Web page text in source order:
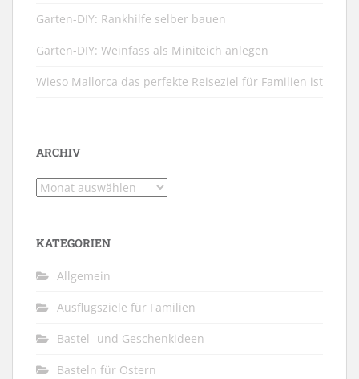
Garten-DIY: Rankhilfe selber bauen
Garten-DIY: Weinfass als Miniteich anlegen
Wieso Mallorca das perfekte Reiseziel für Familien ist
ARCHIV
Archiv
KATEGORIEN
Allgemein
Ausflugsziele für Familien
Bastel- und Geschenkideen
Basteln für Ostern